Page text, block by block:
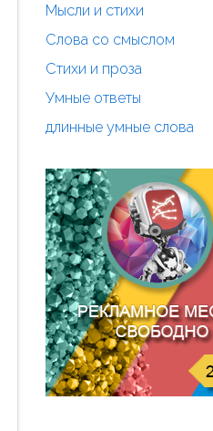
Мысли и стихи
Слова со смыслом
Стихи и проза
Умные ответы
длинные умные слова